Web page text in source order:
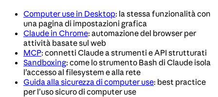
Computer use in Desktop: la stessa funzionalità con
una pagina di impostazioni grafica
Claude in Chrome: automazione del browser per
attività basate sul web
MCP: connetti Claude a strumenti e API strutturati
Sandboxing: come lo strumento Bash di Claude isola
l’accesso al filesystem e alla rete
Guida alla sicurezza di computer use: best practice
per l’uso sicuro di computer use